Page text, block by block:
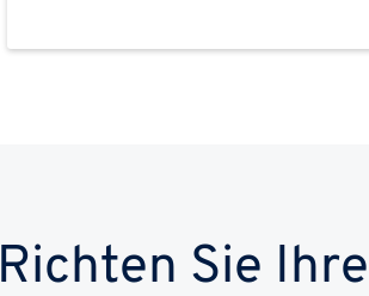
Richten Sie